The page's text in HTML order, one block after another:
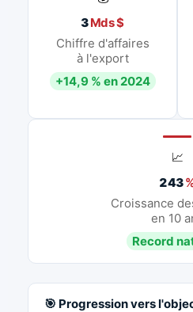
3Mds $
Chiffre d'affaires
à l'export
+14,9 % en 2024
📈
243
Croissance
en 10
Record
🎯 Progression vers